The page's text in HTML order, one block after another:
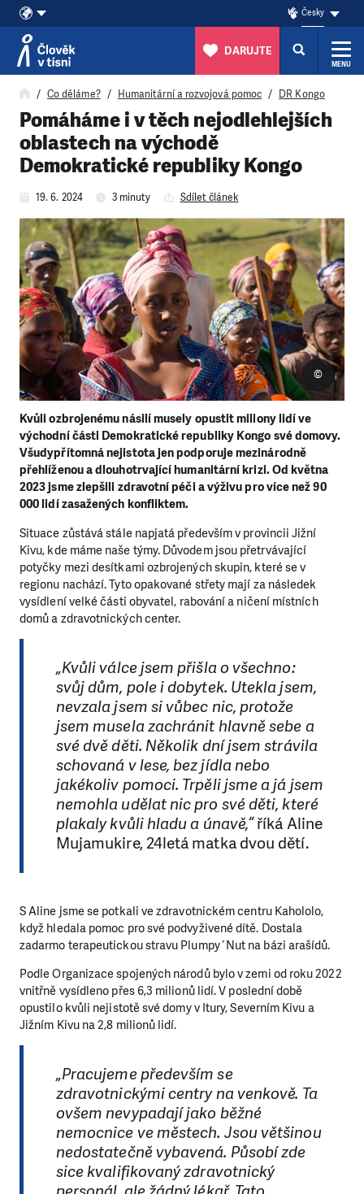
Přeskočit na obsah
Česky
DARUJTE
MENU
Co děláme? Humanitární a rozvojová pomoc DR Kongo
Pomáháme i v těch nejodlehlejších
oblastech na východě
Demokratické republiky Kongo
19. 6. 2024 3 minuty Sdílet článek
Kvůli ozbrojenému násilí musely opustit miliony lidí ve
východní části Demokratické republiky Kongo své domovy.
Všudypřítomná nejistota jen podporuje mezinárodně
přehlíženou a dlouhotrvající humanitární krizi. Od května
2023 jsme zlepšili zdravotní péči a výživu pro více než 90
000 lidí zasažených konfliktem.
©
Situace zůstává stále napjatá především v provincii Jižní
Kivu, kde máme naše týmy. Důvodem jsou přetrvávající
potyčky mezi desítkami ozbrojených skupin, které se v
regionu nachází. Tyto opakované střety mají za následek
vysídlení velké části obyvatel, rabování a ničení místních
domů a zdravotnických center.
„Kvůli válce jsem přišla o všechno:
svůj dům, pole i dobytek. Utekla jsem,
nevzala jsem si vůbec nic, protože
jsem musela zachránit hlavně sebe a
své dvě děti. Několik dní jsem strávila
schovaná v lese, bez jídla nebo
jakékoliv pomoci. Trpěli jsme a já jsem
nemohla udělat nic pro své děti, které
plakaly kvůli hladu a únavě,“říká Aline
Mujamukire, 24letá matka dvou dětí.
S Aline jsme se potkali ve zdravotnickém centru Kahololo,
když hledala pomoc pro své podvyživené dítě. Dostala
zadarmo terapeutickou stravu Plumpy´Nut na bázi arašídů.
Podle Organizace spojených národů bylo v zemi od roku 2022
vnitřně vysídleno přes 6,3 milionů lidí. V poslední době
opustilo kvůli nejistotě své domy v Itury, Severním Kivu a
Jižním Kivu na 2,8 milionů lidí.
„Pracujeme především se
zdravotnickými centry na venkově. Ta
ovšem nevypadají jako běžné
nemocnice ve městech. Jsou většinou
nedostatečně vybavená. Působí zde
sice kvalifikovaný zdravotnický